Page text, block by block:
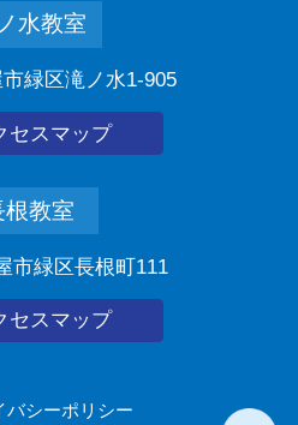
水教室
緑区滝ノ水1-905
セスマップ
根教室
市緑区長根町111
セスマップ
バシーポリシー